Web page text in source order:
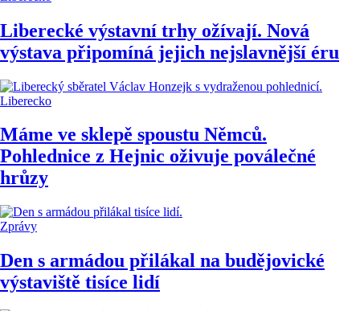
Liberecké výstavní trhy ožívají. Nová
výstava připomíná jejich nejslavnější éru
Liberecko
Máme ve sklepě spoustu Němců.
Pohlednice z Hejnic oživuje poválečné
hrůzy
Zprávy
Den s armádou přilákal na budějovické
výstaviště tisíce lidí